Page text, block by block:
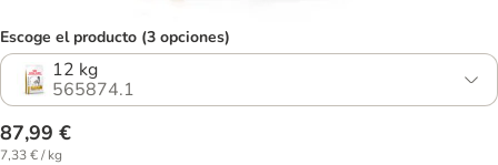
Escoge el producto (3 opciones)
12 kg
565874.1
87,99 €
7,33 € / kg